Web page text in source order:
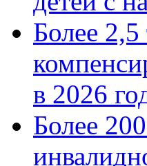
Более
в 2026
Более